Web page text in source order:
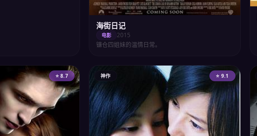
海街日记
电影
2015
镰仓四姐妹的温情日常。
⭐ 8.7 神作 ⭐ 9.1